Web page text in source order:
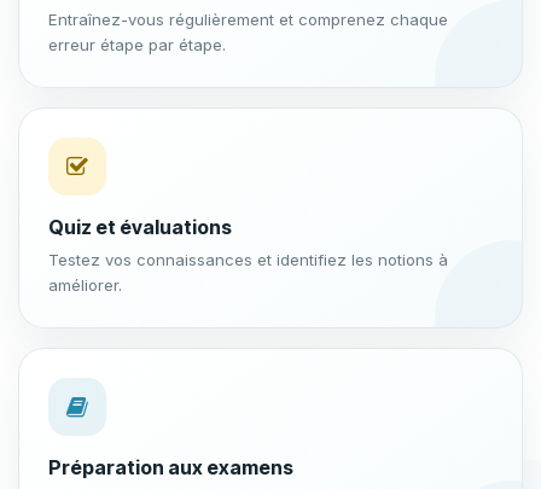
Entraînez-vous régulièrement et comprenez chaque
erreur étape par étape.
Quiz et évaluations
Testez vos connaissances et identifiez les notions à
améliorer.
Préparation aux examens